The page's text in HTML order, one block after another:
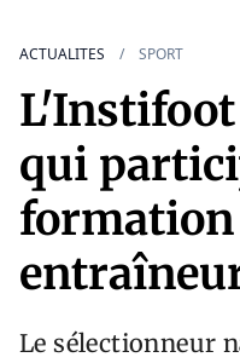
ACTUALITES SPORT
qui
formation
Le sélectionneur